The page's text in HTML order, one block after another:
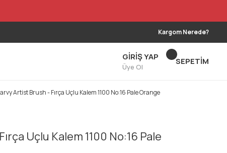
Kargom Nerede?
GİRİŞ YAP
Üye Ol
SEPETİM
Artist Brush - Fırça Uçlu Kalem 1100 No:16 Pale Orange
Uçlu Kalem 1100 No:16 Pale